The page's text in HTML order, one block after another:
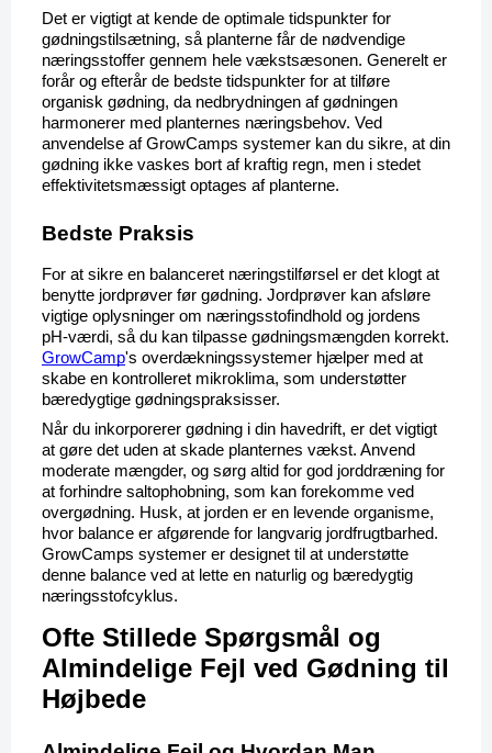
Det er vigtigt at kende de optimale tidspunkter for
gødningstilsætning, så planterne får de nødvendige
næringsstoffer gennem hele vækstsæsonen. Generelt er
forår og efterår de bedste tidspunkter for at tilføre
organisk gødning, da nedbrydningen af gødningen
harmonerer med planternes næringsbehov. Ved
anvendelse af GrowCamps systemer kan du sikre, at din
gødning ikke vaskes bort af kraftig regn, men i stedet
effektivitetsmæssigt optages af planterne.
Bedste Praksis
For at sikre en balanceret næringstilførsel er det klogt at
benytte jordprøver før gødning. Jordprøver kan afsløre
vigtige oplysninger om næringsstofindhold og jordens
GrowCamp's overdækningssystemer hjælper med at
skabe en kontrolleret mikroklima, som understøtter
bæredygtige gødningspraksisser.
Når du inkorporerer gødning i din havedrift, er det vigtigt
at gøre det uden at skade planternes vækst. Anvend
moderate mængder, og sørg altid for god jorddræning for
at forhindre saltophobning, som kan forekomme ved
overgødning. Husk, at jorden er en levende organisme,
hvor balance er afgørende for langvarig jordfrugtbarhed.
GrowCamps systemer er designet til at understøtte
denne balance ved at lette en naturlig og bæredygtig
næringsstofcyklus.
Ofte Stillede Spørgsmål og
Almindelige Fejl ved Gødning til
Højbede